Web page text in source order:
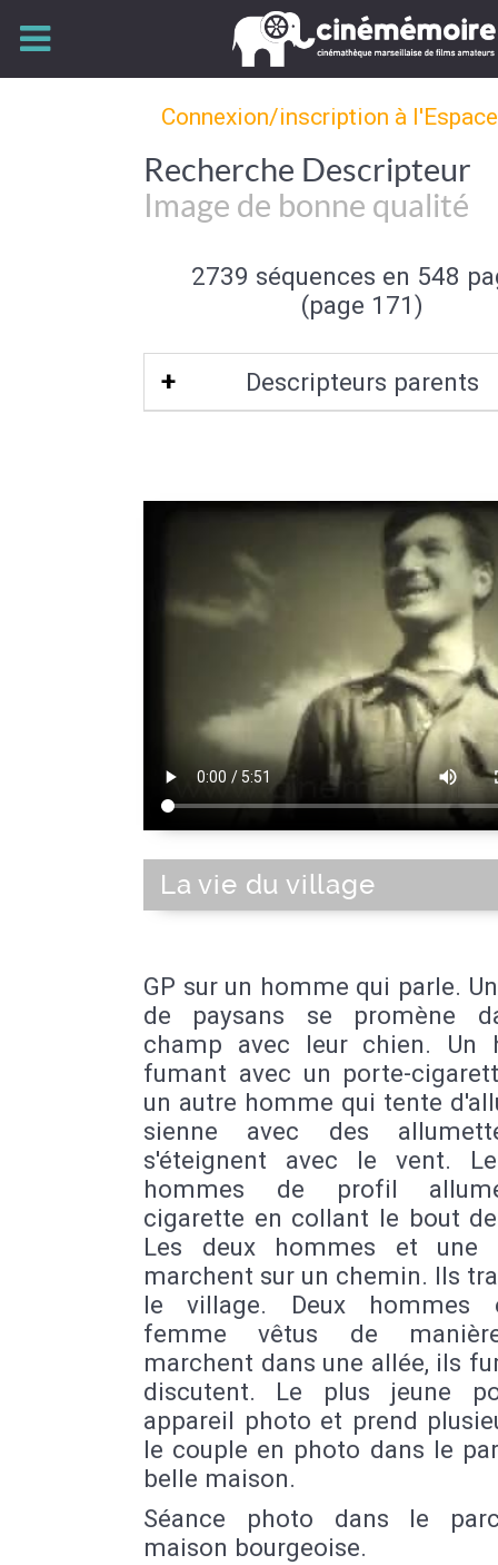
Connexion/inscription à
Recherche Descripteur
Image de bonne qualité
2739 séquences en 548
(page 171)
Descripteurs parents
La vie du village
GP sur un homme qui parle.
de paysans se promène
champ avec leur chien. Un
fumant avec un porte-
un autre homme qui tente
sienne avec des
s'éteignent avec le vent.
hommes de profil
cigarette en collant le bout
Les deux hommes et une
marchent sur un chemin. Ils
le village. Deux hommes
femme vêtus de
marchent dans une allée, ils
discutent. Le plus jeune
appareil photo et prend
le couple en photo dans le
belle maison.
Séance photo dans le
maison bourgeoise.